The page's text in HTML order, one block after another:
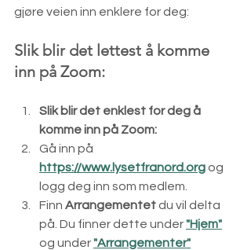
gjøre veien inn enklere for deg:
Slik blir det lettest å komme
inn på Zoom:
Slik blir det enklest for deg å
komme inn på Zoom:
Gå inn på
https://www.lysetfranord.org og
logg deg inn som medlem.
Finn Arrangementet du vil delta
på. Du finner dette under "Hjem"
og under "Arrangementer"